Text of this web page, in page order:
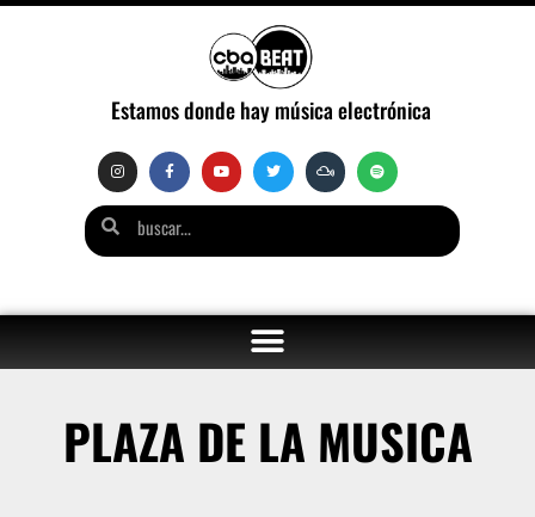
Estamos donde hay música electrónica
PLAZA DE LA MUSICA